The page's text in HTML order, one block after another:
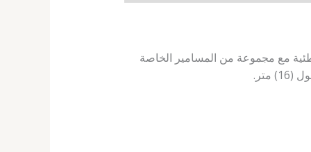
مع مجموعة من المسامير الخاصة